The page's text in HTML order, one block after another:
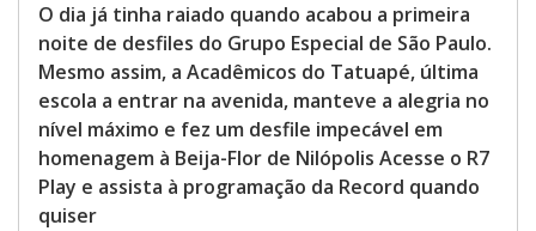
O dia já tinha raiado quando acabou a primeira
noite de desfiles do Grupo Especial de São Paulo.
Mesmo assim, a Acadêmicos do Tatuapé, última
escola a entrar na avenida, manteve a alegria no
nível máximo e fez um desfile impecável em
homenagem à Beija-Flor de Nilópolis Acesse o R7
Play e assista à programação da Record quando
quiser